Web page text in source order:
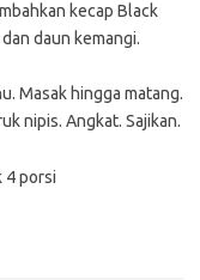
kecap Black
daun kemangi.
Masak hingga matang.
nipis. Angkat. Sajikan.
4 porsi